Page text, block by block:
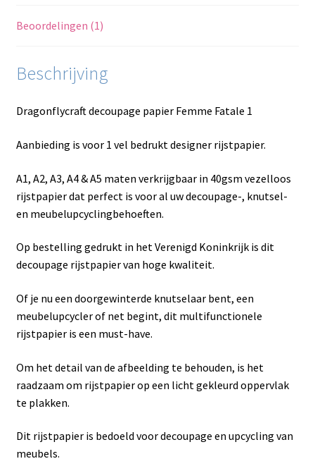
Beoordelingen (1)
Beschrijving
Dragonflycraft decoupage papier Femme Fatale 1
Aanbieding is voor 1 vel bedrukt designer rijstpapier.
A1, A2, A3, A4 & A5 maten verkrijgbaar in 40gsm vezelloos
rijstpapier dat perfect is voor al uw decoupage-, knutsel-
en meubelupcyclingbehoeften.
Op bestelling gedrukt in het Verenigd Koninkrijk is dit
decoupage rijstpapier van hoge kwaliteit.
Of je nu een doorgewinterde knutselaar bent, een
meubelupcycler of net begint, dit multifunctionele
rijstpapier is een must-have.
Om het detail van de afbeelding te behouden, is het
raadzaam om rijstpapier op een licht gekleurd oppervlak
te plakken.
Dit rijstpapier is bedoeld voor decoupage en upcycling van
meubels.